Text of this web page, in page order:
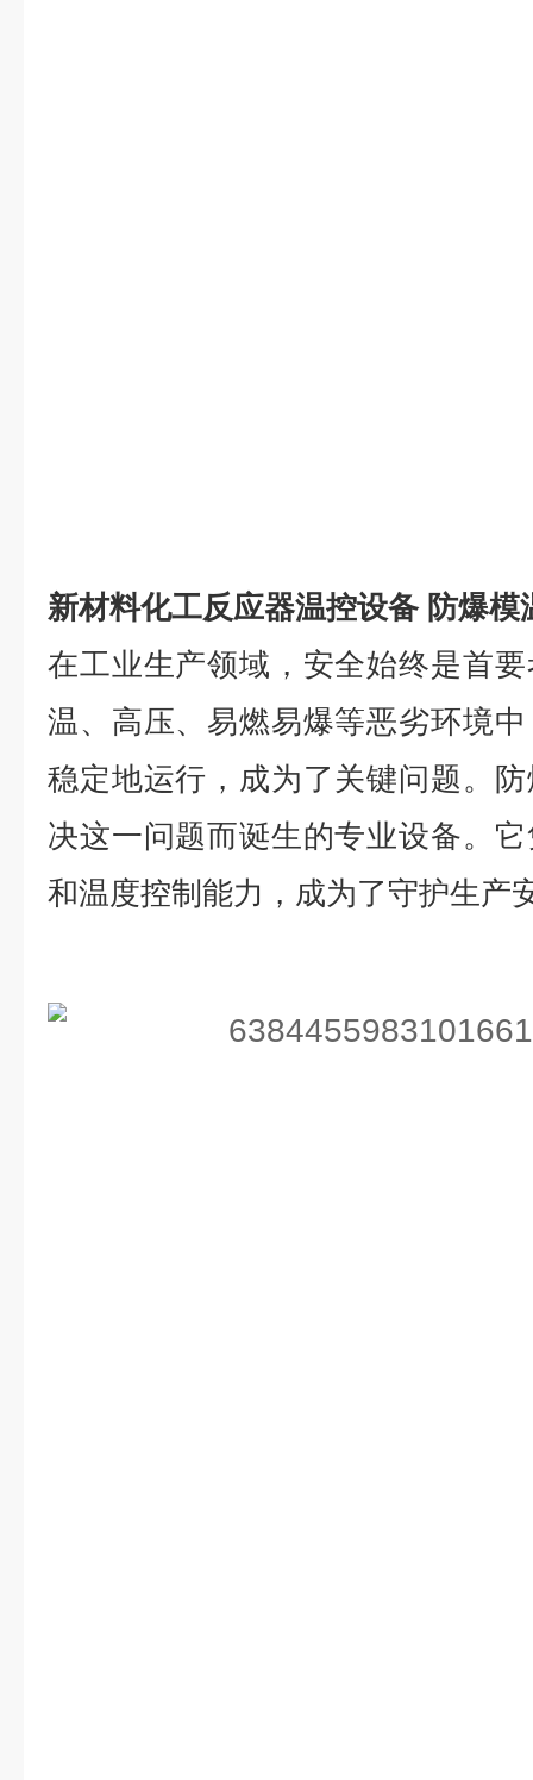
新材料化工反应器温控设备 防爆模
在工业生产领域，安全始终是首
温、高压、易燃易爆等恶劣环境
稳定地运行，成为了关键问题。
决这一问题而诞生的专业设备。
和温度控制能力，成为了守护生产